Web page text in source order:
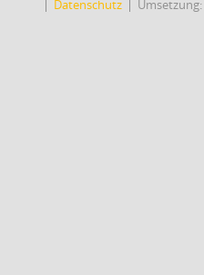
Datenschutz
Umsetzung: